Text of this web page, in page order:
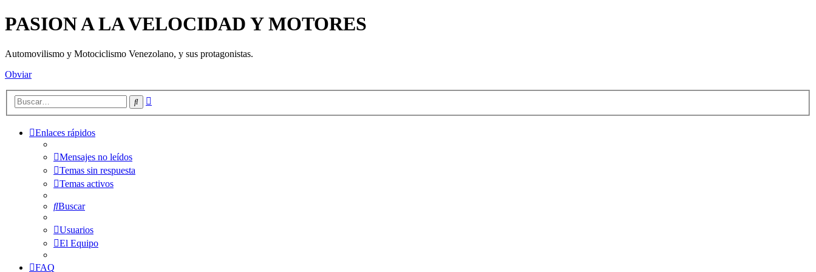
PASION A LA VELOCIDAD Y MOTORES
Automovilismo y Motociclismo Venezolano, y sus protagonistas.
Obviar
Buscar
Enlaces rápidos
Mensajes no leídos
Temas sin respuesta
Temas activos
Buscar
Usuarios
El Equipo
FAQ